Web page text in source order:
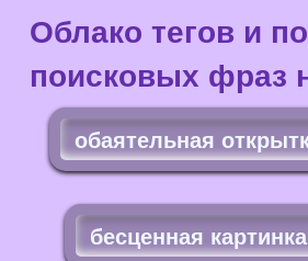
Облако тегов и
поисковых фраз
обаятельная
бесценная